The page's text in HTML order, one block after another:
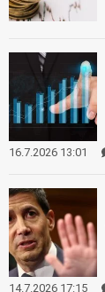
16.7.2026 13:01
14.7.2026 17:15